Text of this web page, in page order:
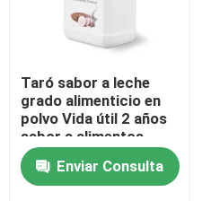
Taró sabor a leche
grado alimenticio en
polvo Vida útil 2 años
sabor a alimentos
aditivo alimentario
líquido soluble en
agua/aceite
Enviar Consulta